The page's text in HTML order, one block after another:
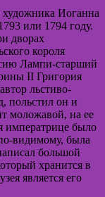
художника Иоганна
или 1794 году.
дворах
короля
Лампи-старший
II Григория
льстиво-
польстил он и
моложавой, на ее
императрице было
видимому, была
большой
хранится в
является его